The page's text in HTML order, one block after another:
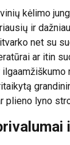
kėlimo
ir
net su
ar itin
plieno lyno